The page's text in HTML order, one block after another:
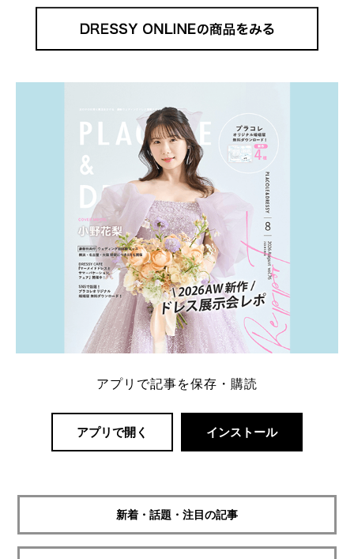
アプリで記事を保存・購読
アプリで開く インストール
新着・話題・注目の記事